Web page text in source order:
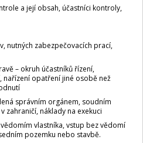
a její obsah, účastníci kontroly,
nutných zabezpečovacích prací,
– okruh účastníků řízení,
nařízení opatření jiné osobě než
správním orgánem, soudním
zahraničí, náklady na exekuci
vlastníka, vstup bez vědomí
pozemku nebo stavbě.